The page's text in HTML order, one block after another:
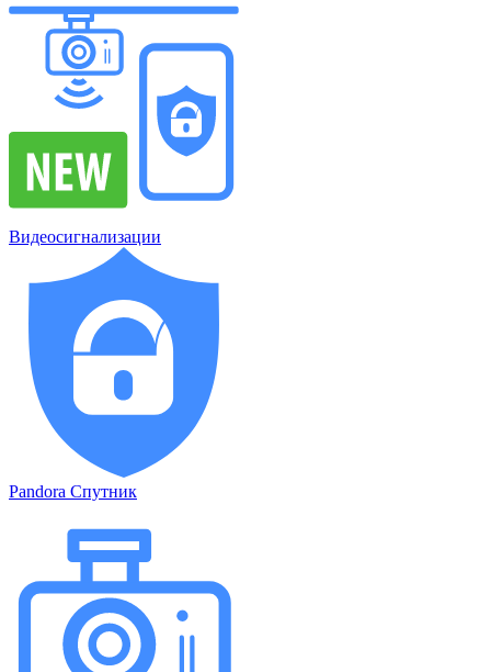
Видеосигнализации
Pandora Спутник